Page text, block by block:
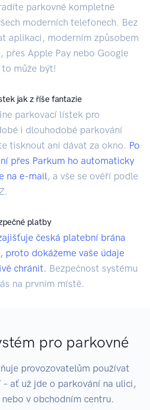
parkovné kompletně
moderních telefonech. Bez
aplikaci, moderním způsobem
přes Apple Pay nebo Google
to může být!
jak z říše fantazie
parkovací lístek pro
i dlouhodobé parkování
tisknout ani dávat za okno. Po
přes Parkum ho automaticky
na e-mail, a vše se ověří podle
platby
česká platební brána
proto dokážeme vaše údaje
chránit. Bezpečnost systému
na prvním místě.
pro parkovné
provozovatelům používat
ať už jde o parkování na ulici,
v obchodním centru.